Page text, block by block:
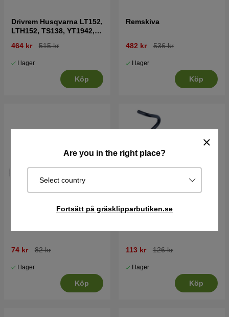
Are you in the right place?
Select country
Fortsätt på gräsklipparbutiken.se
Drivrem Husqvarna LT152,
LTH152, TS138, YT1942,
464 kr 515 kr
I lager
Köp
Remskiva
482 kr 536 kr
I lager
Köp
74 kr 82 kr
I lager
Köp
113 kr 126 kr
I lager
Köp